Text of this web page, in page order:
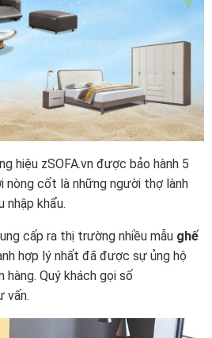
hiệu zSOFA.vn được bảo hành 5
nòng cốt là những người thợ lành
nhập khẩu.
cấp ra thị trường nhiều mẫu ghế
hợp lý nhất đã được sự ủng hộ
hàng. Quý khách gọi số
vấn.